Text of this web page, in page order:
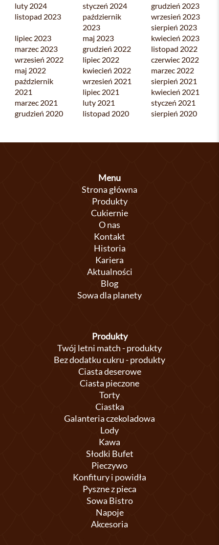
luty 2024
styczeń 2024
grudzień 2023
listopad 2023
październik
2023
wrzesień 2023
sierpień 2023
lipiec 2023
maj 2023
kwiecień 2023
marzec 2023
grudzień 2022
listopad 2022
wrzesień 2022
lipiec 2022
czerwiec 2022
maj 2022
kwiecień 2022
marzec 2022
październik
2021
wrzesień 2021
sierpień 2021
lipiec 2021
kwiecień 2021
marzec 2021
luty 2021
styczeń 2021
grudzień 2020
listopad 2020 sierpień 2020
Menu
Strona główna
Produkty
Cukiernie
O nas
Kontakt
Historia
Kariera
Aktualności
Blog
Sowa dla planety
Produkty
Twój letni match - produkty
Bez dodatku cukru - produkty
Ciasta deserowe
Ciasta pieczone
Torty
Ciastka
Galanteria czekoladowa
Lody
Kawa
Słodki Bufet
Pieczywo
Konfitury i powidła
Pyszne z pieca
Sowa Bistro
Napoje
Akcesoria